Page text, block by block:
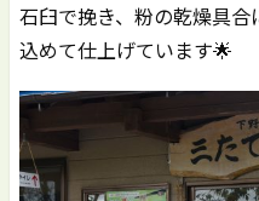
石臼で挽き、粉の乾燥具
込めて仕上げています🌟